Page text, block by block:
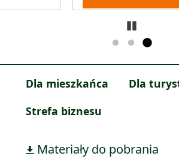
Dla mieszkańca Dla
Strefa biznesu
Materiały do pobrania